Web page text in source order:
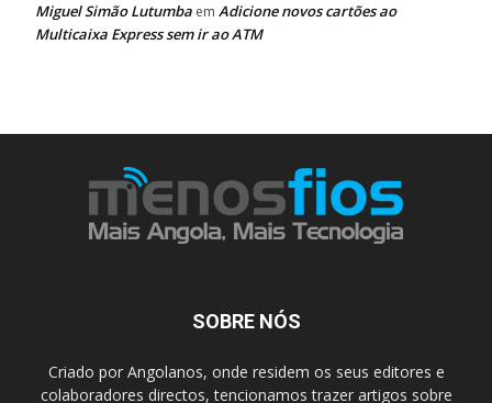
Miguel Simão Lutumba em Adicione novos cartões ao
Multicaixa Express sem ir ao ATM
SOBRE NÓS
Criado por Angolanos, onde residem os seus editores e
colaboradores directos, tencionamos trazer artigos sobre